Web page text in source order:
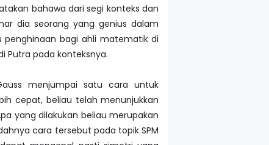
bahawa dari segi konteks dan
dia seorang yang genius dalam
penghinaan bagi ahli matematik di
Putra pada konteksnya.
menjumpai satu cara untuk
cepat, beliau telah menunjukkan
yang dilakukan beliau merupakan
cara tersebut pada topik SPM